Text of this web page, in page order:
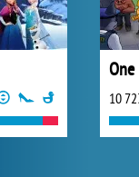
One
10